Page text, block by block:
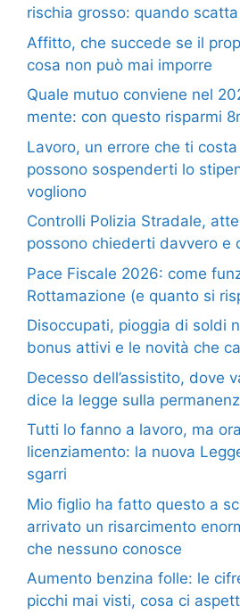
rischia grosso: quando
Affitto, che succede se il
cosa non può mai imporre
Quale mutuo conviene nel
mente: con questo risparmi
Lavoro, un errore che ti
possono sospenderti lo
vogliono
Controlli Polizia Stradale,
possono chiederti davvero e
Pace Fiscale 2026: come
Rottamazione (e quanto si
Disoccupati, pioggia di soldi
bonus attivi e le novità che
Decesso dell’assistito, dove
dice la legge sulla
Tutti lo fanno a lavoro, ma
licenziamento: la nuova
sgarri
Mio figlio ha fatto questo a
arrivato un risarcimento
che nessuno conosce
Aumento benzina folle: le
picchi mai visti, cosa ci